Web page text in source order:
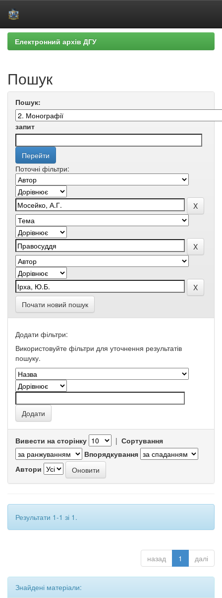
Skip
navigation
Електронний архів ДГУ
Пошук
Пошук:
запит
Поточні фільтри:
Почати новий пошук
Додати фільтри:
Використовуйте фільтри для уточнення результатів
пошуку.
Вивести на сторінку | Сортування
Впорядкування
Автори
Результати 1-1 зі 1.
назад 1 далі
Знайдені матеріали: